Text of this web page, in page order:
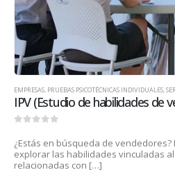
EMPRESAS, PRUEBAS PSICOTÉCNICAS INDIVIDUALES,
IPV (Estudio de habilidades de
¿Estás en búsqueda de
explorar las habilidades vinculadas
relacionadas con […]